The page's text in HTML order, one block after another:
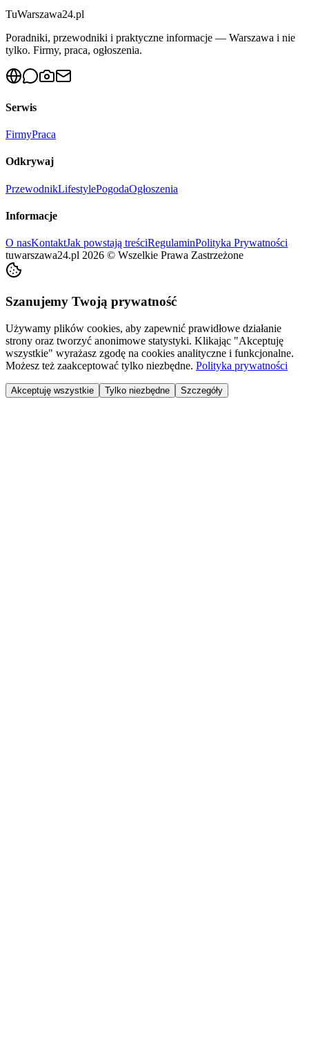
TuWarszawa24.pl
Poradniki, przewodniki i praktyczne informacje — Warszawa i nie
tylko. Firmy, praca, ogłoszenia.
Serwis
FirmyPraca
Odkrywaj
PrzewodnikLifestylePogodaOgłoszenia
Informacje
O nasKontaktJak powstają treściRegulaminPolityka Prywatności
tuwarszawa24.pl 2026 © Wszelkie Prawa Zastrzeżone
Szanujemy Twoją prywatność
Używamy plików cookies, aby zapewnić prawidłowe działanie
strony oraz tworzyć anonimowe statystyki. Klikając "Akceptuję
wszystkie" wyrażasz zgodę na cookies analityczne i funkcjonalne.
Możesz też zaakceptować tylko niezbędne. Polityka prywatności
Akceptuję wszystkie Tylko niezbędne Szczegóły